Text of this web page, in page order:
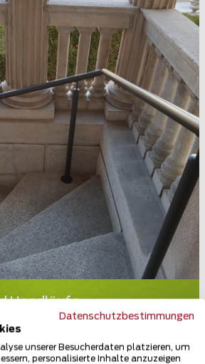
Handläufe
Teilen
Datenschutzbestimmungen
unserer Besucherdaten platzieren, um
personalisierte Inhalte anzuzeigen